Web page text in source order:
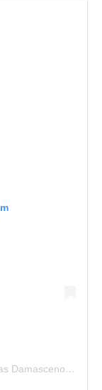
Uma publicação compartilhada por Abadyas Damasceno (@abadyas_damasceno)